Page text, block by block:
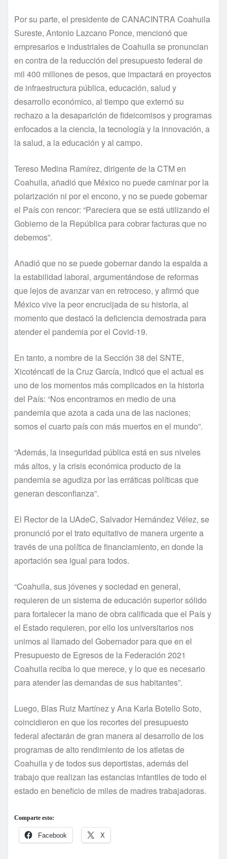
Por su parte, el presidente de CANACINTRA Coahuila
Sureste, Antonio Lazcano Ponce, mencionó que
empresarios e industriales de Coahuila se pronuncian
en contra de la reducción del presupuesto federal de
mil 400 millones de pesos, que impactará en proyectos
de infraestructura pública, educación, salud y
desarrollo económico, al tiempo que externó su
rechazo a la desaparición de fideicomisos y programas
enfocados a la ciencia, la tecnología y la innovación, a
la salud, a la educación y al campo.
Tereso Medina Ramírez, dirigente de la CTM en
Coahuila, añadió que México no puede caminar por la
polarización ni por el encono, y no se puede gobernar
el País con rencor: “Pareciera que se está utilizando el
Gobierno de la República para cobrar facturas que no
debemos”.
Añadió que no se puede gobernar dando la espalda a
la estabilidad laboral, argumentándose de reformas
que lejos de avanzar van en retroceso, y afirmó que
México vive la peor encrucijada de su historia, al
momento que destacó la deficiencia demostrada para
atender el pandemia por el Covid-19.
En tanto, a nombre de la Sección 38 del SNTE,
Xicoténcatl de la Cruz García, indicó que el actual es
uno de los momentos más complicados en la historia
del País: “Nos encontramos en medio de una
pandemia que azota a cada una de las naciones;
somos el cuarto país con más muertos en el mundo”.
“Además, la inseguridad pública está en sus niveles
más altos, y la crisis económica producto de la
pandemia se agudiza por las erráticas políticas que
generan desconfianza”.
El Rector de la UAdeC, Salvador Hernández Vélez, se
pronunció por el trato equitativo de manera urgente a
través de una política de financiamiento, en donde la
aportación sea igual para todos.
“Coahuila, sus jóvenes y sociedad en general,
requieren de un sistema de educación superior sólido
para fortalecer la mano de obra calificada que el País y
el Estado requieren, por ello los universitarios nos
unimos al llamado del Gobernador para que en el
Presupuesto de Egresos de la Federación 2021
Coahuila reciba lo que merece, y lo que es necesario
para atender las demandas de sus habitantes”.
Luego, Blas Ruiz Martínez y Ana Karla Botello Soto,
coincidieron en que los recortes del presupuesto
federal afectarán de gran manera al desarrollo de los
programas de alto rendimiento de los atletas de
Coahuila y de todos sus deportistas, además del
trabajo que realizan las estancias infantiles de todo el
estado en beneficio de miles de madres trabajadoras.
Comparte esto:
Facebook X